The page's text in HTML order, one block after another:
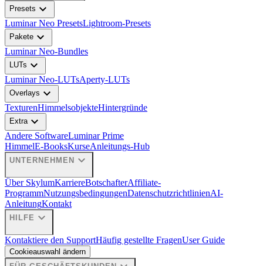
Presets expand_more
Luminar Neo PresetsLightroom-Presets
Pakete expand_more
Luminar Neo-Bundles
LUTs expand_more
Luminar Neo-LUTsAperty-LUTs
Overlays expand_more
TexturenHimmelsobjekteHintergründe
Extraexpand_more
Andere SoftwareLuminar Prime
HimmelE-BooksKurseAnleitungs-Hub
UNTERNEHMEN expand_more
Über SkylumKarriereBotschafterAffiliate-
ProgrammNutzungsbedingungenDatenschutzrichtlinienAI-
AnleitungKontakt
HILFE expand_more
Kontaktiere den SupportHäufig gestellte FragenUser Guide
Cookieauswahl ändern